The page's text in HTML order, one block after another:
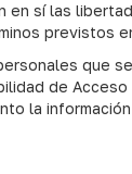
sí las
previstos
de
la